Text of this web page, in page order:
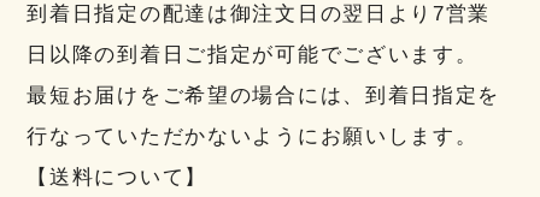
到着日指定の配達は御注文日の翌日より7営業
日以降の到着日ご指定が可能でございます。
最短お届けをご希望の場合には、到着日指定を
行なっていただかないようにお願いします。
【送料について】